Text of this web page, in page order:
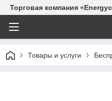
Торговая компания
Товары и услуги